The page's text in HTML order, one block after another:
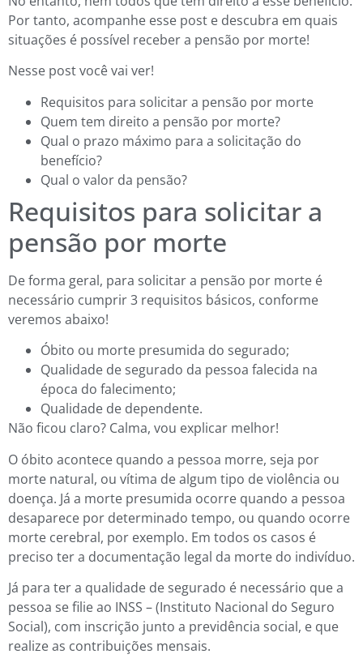
Por tanto, acompanhe esse post e descubra em quais
situações é possível receber a pensão por morte!
Nesse post você vai ver!
Requisitos para solicitar a pensão por morte
Quem tem direito a pensão por morte?
Qual o prazo máximo para a solicitação do
benefício?
Qual o valor da pensão?
Requisitos para solicitar a
pensão por morte
De forma geral, para solicitar a pensão por morte é
necessário cumprir 3 requisitos básicos, conforme
veremos abaixo!
Óbito ou morte presumida do segurado;
Qualidade de segurado da pessoa falecida na
época do falecimento;
Qualidade de dependente.
Não ficou claro? Calma, vou explicar melhor!
O óbito acontece quando a pessoa morre, seja por
morte natural, ou vítima de algum tipo de violência ou
doença. Já a morte presumida ocorre quando a pessoa
desaparece por determinado tempo, ou quando ocorre
morte cerebral, por exemplo. Em todos os casos é
preciso ter a documentação legal da morte do indivíduo.
Já para ter a qualidade de segurado é necessário que a
pessoa se filie ao INSS – (Instituto Nacional do Seguro
Social), com inscrição junto a previdência social, e que
realize as contribuições mensais.